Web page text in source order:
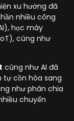
xu hướng đã
nhiều công
học máy
cũng như
cũng như AI đã
tự cồn hóa sang
như phân chia
chuyển